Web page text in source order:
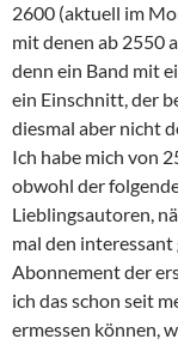
2600 (aktuell im
mit denen ab 2550
denn ein Band mit
ein Einschnitt, der
diesmal aber nicht
Ich habe mich von
obwohl der
Lieblingsautoren,
mal den
Abonnement der
ich das schon seit
ermessen können,